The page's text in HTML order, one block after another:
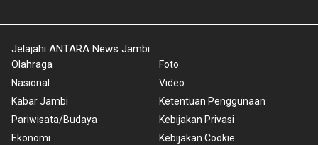
Jelajahi ANTARA News Jambi
Olahraga
Nasional
Kabar Jambi
Pariwisata/Budaya
Ekonomi
Foto
Video
Ketentuan Penggunaan
Kebijakan Privasi
Kebijakan Cookie